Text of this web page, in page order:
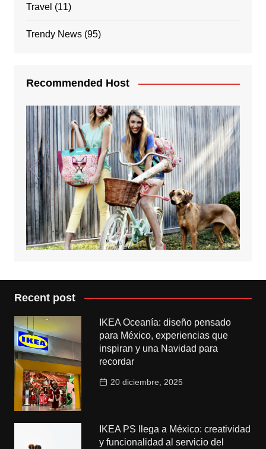
Travel (11)
Trendy News(95)
Recommended Host
Recent post
IKEA Oceanía: diseño pensado
para México, experiencias que
inspiran y una Navidad para
recordar
20 diciembre, 2025
IKEA PS llega a México: creatividad
y funcionalidad al servicio del